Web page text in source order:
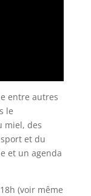
entre autres
le
miel, des
et du
et un agenda
18h (voir même